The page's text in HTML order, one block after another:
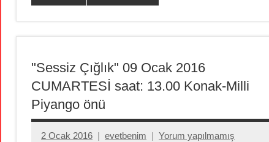
"Sessiz Çığlık" 09 Ocak 2016
CUMARTESİ saat: 13.00 Konak-Milli
Piyango önü
2 Ocak 2016 evetbenim Yorum yapılmamış